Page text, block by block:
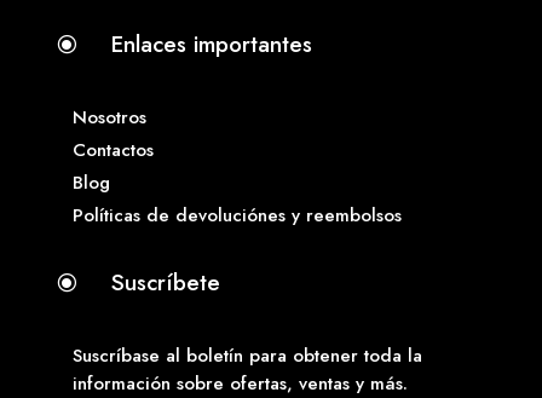
\ Enlaces importantes
Nosotros
Contactos
Blog
Políticas de devoluciónes y reembolsos
\ Suscríbete
Suscríbase al boletín para obtener toda la
información sobre ofertas, ventas y más.